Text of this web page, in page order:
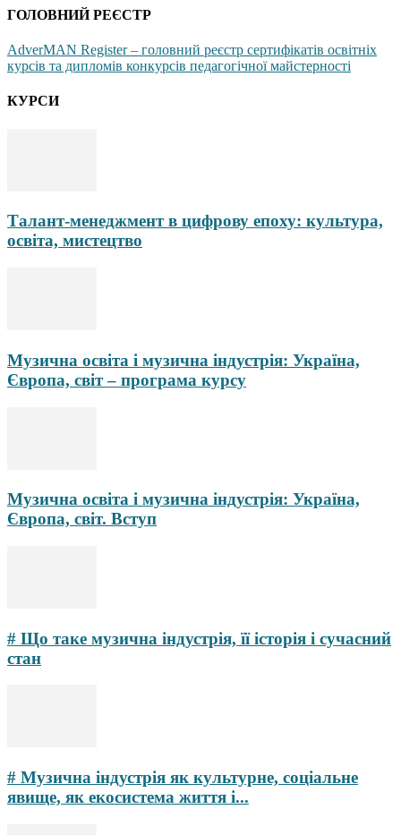
ГОЛОВНИЙ РЕЄСТР
AdverMAN Register – головний реєстр сертифікатів освітніх
курсів та дипломів конкурсів педагогічної майстерності
КУРСИ
Талант-менеджмент в цифрову епоху: культура,
освіта, мистецтво
Музична освіта і музична індустрія: Україна,
Європа, світ – програма курсу
Музична освіта і музична індустрія: Україна,
Європа, світ. Вступ
# Що таке музична індустрія, її історія і сучасний
стан
# Музична індустрія як культурне, соціальне
явище, як екосистема життя і...